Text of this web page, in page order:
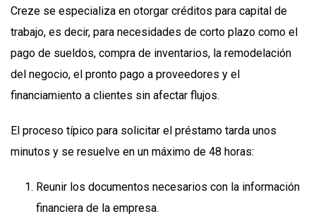
Creze se especializa en otorgar créditos para capital de
trabajo, es decir, para necesidades de corto plazo como el
pago de sueldos, compra de inventarios, la remodelación
del negocio, el pronto pago a proveedores y el
financiamiento a clientes sin afectar flujos.
El proceso típico para solicitar el préstamo tarda unos
minutos y se resuelve en un máximo de 48 horas:
Reunir los documentos necesarios con la información
financiera de la empresa.